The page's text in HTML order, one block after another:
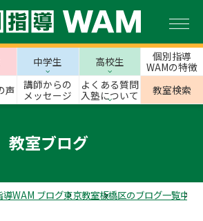
中学生 高校生
個別指導
WAMの特徴
声
講師からの
メッセージ
よくある質問
入塾について
教室検索
教室ブログ
導WAM ブログ東京教室板橋区のブログ一覧中板